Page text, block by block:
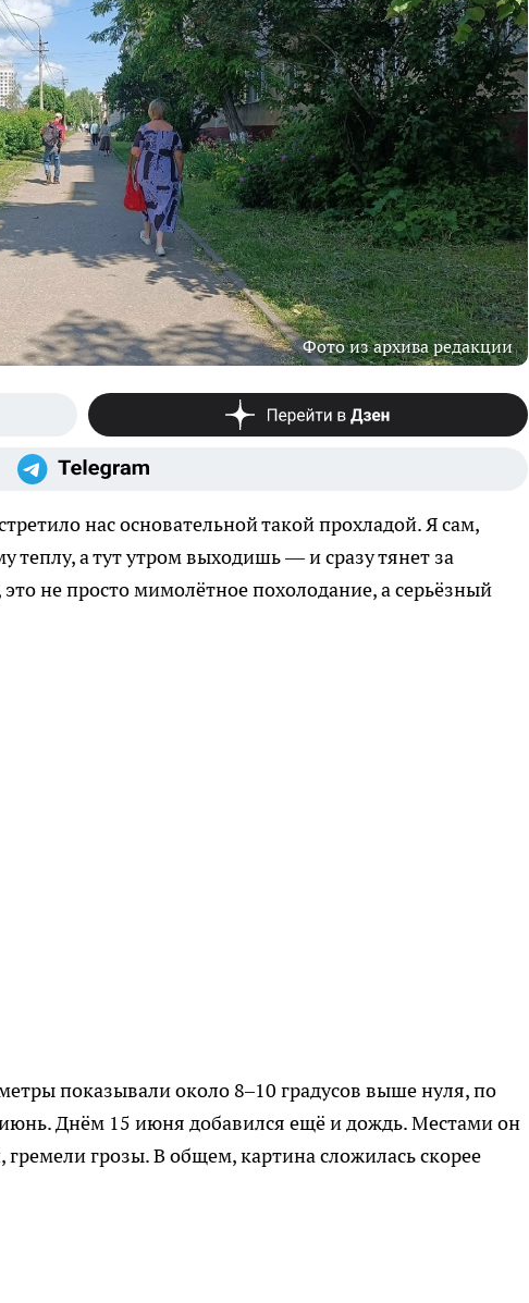
Фото из архива редакции
нас основательной такой прохладой. Я сам,
теплу, а тут утром выходишь — и сразу тянет за
не просто мимолётное похолодание, а серьёзный
показывали около 8–10 градусов выше нуля, по
июнь. Днём 15 июня добавился ещё и дождь. Местами он
грозы. В общем, картина сложилась скорее